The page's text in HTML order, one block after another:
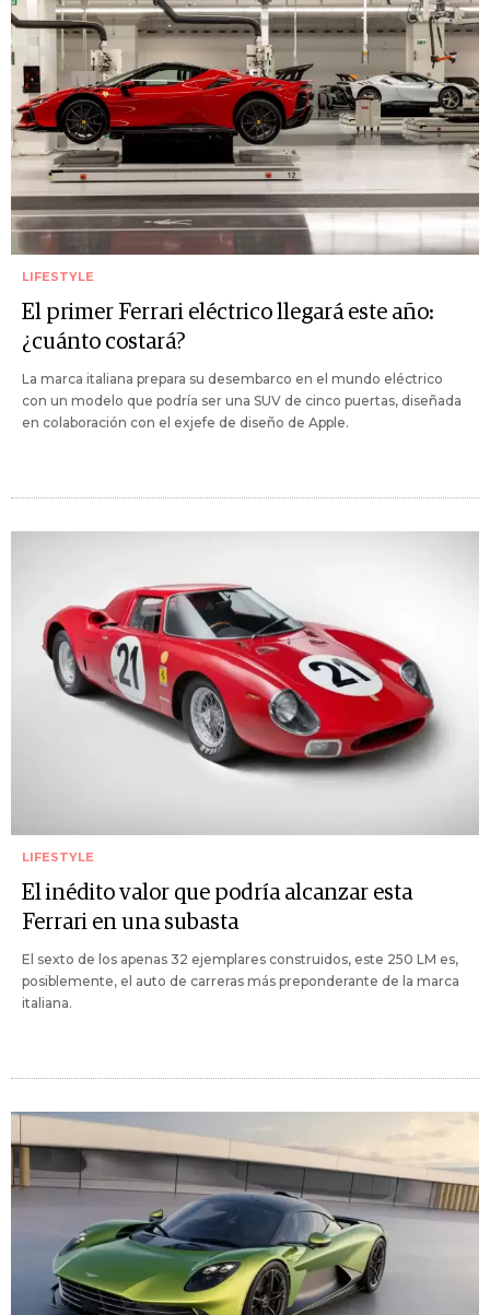
LIFESTYLE
El primer Ferrari eléctrico llegará este año:
¿cuánto costará?
La marca italiana prepara su desembarco en el mundo eléctrico
con un modelo que podría ser una SUV de cinco puertas, diseñada
en colaboración con el exjefe de diseño de Apple.
LIFESTYLE
El inédito valor que podría alcanzar esta
Ferrari en una subasta
El sexto de los apenas 32 ejemplares construidos, este 250 LM es,
posiblemente, el auto de carreras más preponderante de la marca
italiana.